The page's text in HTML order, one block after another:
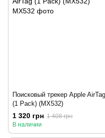
Поисковый трекер Apple AirTag
(1 Pack) (MX532)
1 320 грн 1 408 грн
В наличии